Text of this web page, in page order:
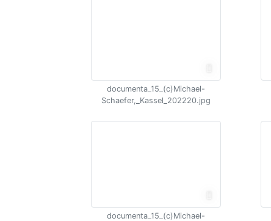
documenta_15_(c)Michael-
Schaefer,_Kassel_202220.jpg
documenta_15_(c)Michael-